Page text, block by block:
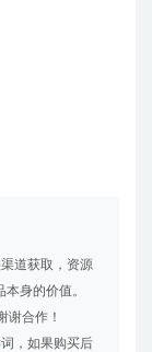
道获取，资源
身的价值。
谢合作！
，如果购买后